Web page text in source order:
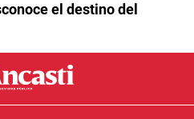
el destino del